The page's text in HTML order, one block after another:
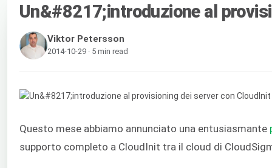
Un&#8217;introduzione al
Viktor Petersson
2014-10-29 · 5 min read
Questo mese abbiamo annunciato una entusiasmante
supporto completo a CloudInit tra il cloud di